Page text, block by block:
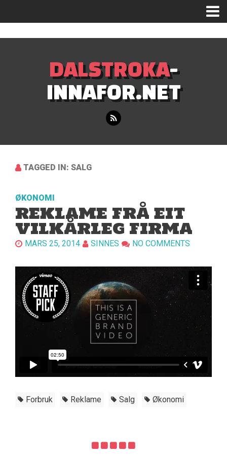
DALSTROKA-
INNAFOR.NET
TAGGED IN: SALG
ØKONOMI
REKLAME FRÅ EIT
VILKÅRLEG FIRMA
MARS 25, 2014 SINNES NO COMMENTS
Forbruk Reklame Salg Økonomi